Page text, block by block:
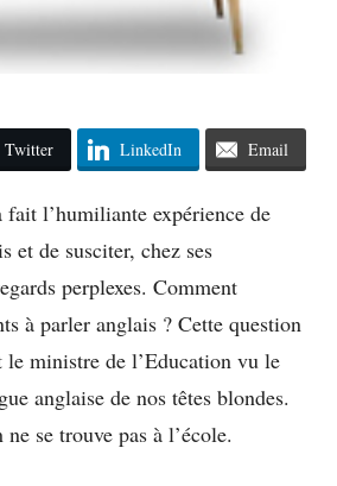
Twitter LinkedIn Email
fait l’humiliante expérience de
et de susciter, chez ses
perplexes. Comment
à parler anglais ? Cette question
ministre de l’Education vu le
anglaise de nos têtes blondes.
se trouve pas à l’école.